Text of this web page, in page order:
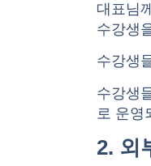
대표님
수강생
수강생
수강생
로 운영
2. 외